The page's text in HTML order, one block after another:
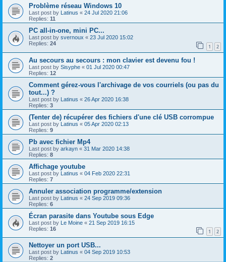
Problème réseau Windows 10
Last post by Latinus « 24 Jul 2020 21:06
Replies: 11
PC all-in-one, mini PC...
Last post by svernoux « 23 Jul 2020 15:02
Replies: 24 1 2
Au secours au secours : mon clavier est devenu fou !
Last post by Sisyphe « 01 Jul 2020 00:47
Replies: 12
Comment gérez-vous l'archivage de vos courriels (ou pas du
tout...) ?
Last post by Latinus « 26 Apr 2020 16:38
Replies: 3
(Tenter de) récupérer des fichiers d'une clé USB corrompue
Last post by Latinus « 05 Apr 2020 02:13
Replies: 9
Pb avec fichier Mp4
Last post by arkayn « 31 Mar 2020 14:38
Replies: 8
Affichage youtube
Last post by Latinus « 04 Feb 2020 22:31
Replies: 7
Annuler association programme/extension
Last post by Latinus « 24 Sep 2019 09:36
Replies: 6
Écran parasite dans Youtube sous Edge
Last post by Le Moine « 21 Sep 2019 16:15
Replies: 16 1 2
Nettoyer un port USB...
Last post by Latinus « 04 Sep 2019 10:53
Replies: 2